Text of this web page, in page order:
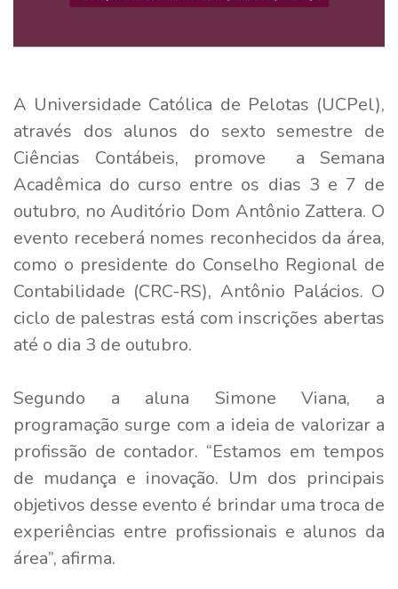
A Universidade Católica de Pelotas (UCPel),
através dos alunos do sexto semestre de
Ciências Contábeis, promove a Semana
Acadêmica do curso entre os dias 3 e 7 de
outubro, no Auditório Dom Antônio Zattera. O
evento receberá nomes reconhecidos da área,
como o presidente do Conselho Regional de
Contabilidade (CRC-RS), Antônio Palácios. O
ciclo de palestras está com inscrições abertas
até o dia 3 de outubro.
Segundo a aluna Simone Viana, a
programação surge com a ideia de valorizar a
profissão de contador. “Estamos em tempos
de mudança e inovação. Um dos principais
objetivos desse evento é brindar uma troca de
experiências entre profissionais e alunos da
área”, afirma.